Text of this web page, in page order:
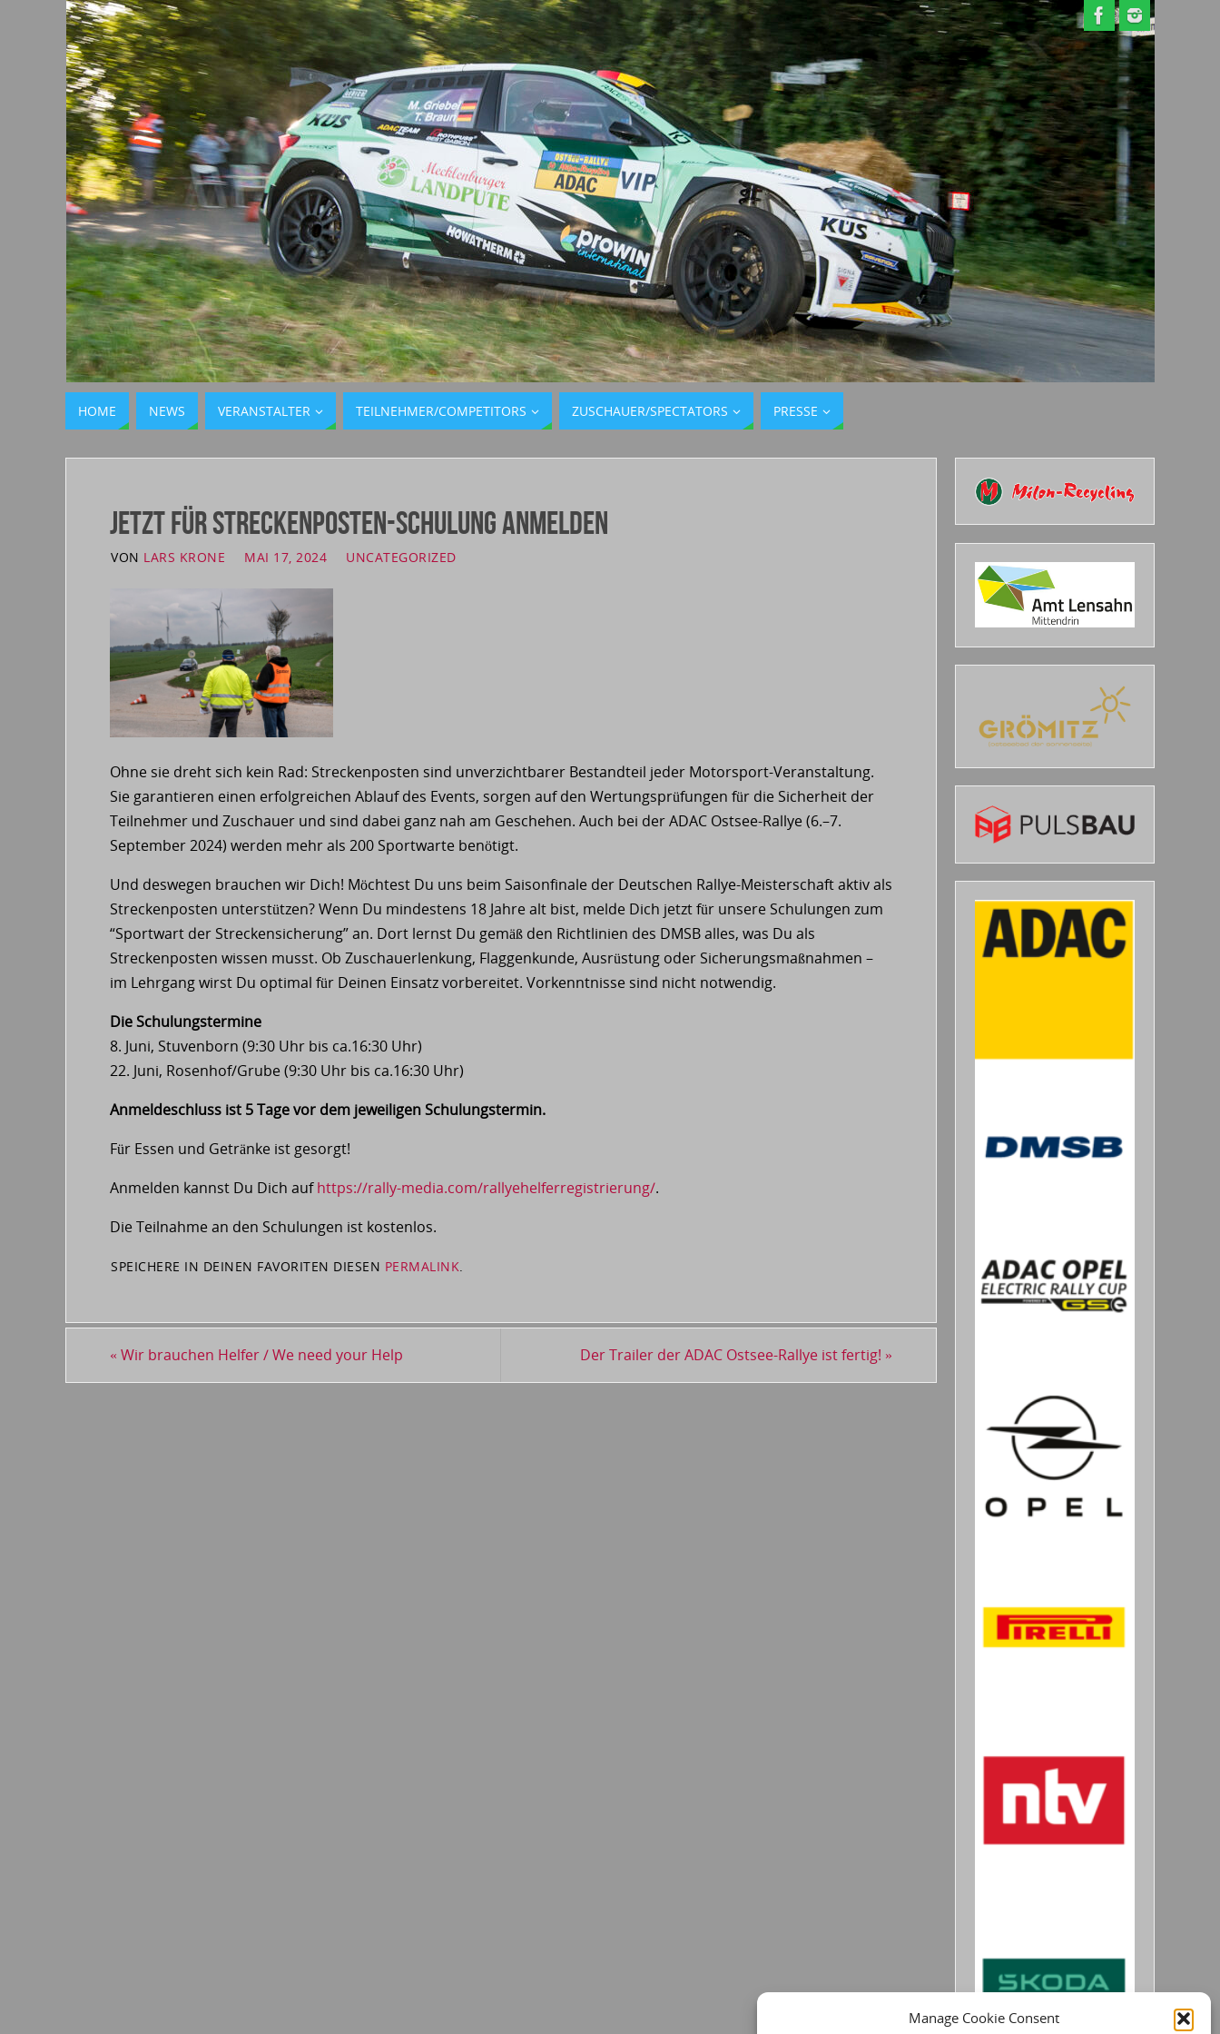
Manage Cookie Consent
HOME NEWS VERANSTALTER TEILNEHMER/COMPETITORS ZUSCHAUER/SPECTATORS PRESSE
Jetzt für Streckenposten-Schulung anmelden
VON LARS KRONE MAI 17, 2024 UNCATEGORIZED
Ohne sie dreht sich kein Rad: Streckenposten sind unverzichtbarer Bestandteil jeder Motorsport-Veranstaltung.
Sie garantieren einen erfolgreichen Ablauf des Events, sorgen auf den Wertungsprüfungen für die Sicherheit der
Teilnehmer und Zuschauer und sind dabei ganz nah am Geschehen. Auch bei der ADAC Ostsee-Rallye (6.–7.
September 2024) werden mehr als 200 Sportwarte benötigt.
Und deswegen brauchen wir Dich! Möchtest Du uns beim Saisonfinale der Deutschen Rallye-Meisterschaft aktiv als
Streckenposten unterstützen? Wenn Du mindestens 18 Jahre alt bist, melde Dich jetzt für unsere Schulungen zum
“Sportwart der Streckensicherung” an. Dort lernst Du gemäß den Richtlinien des DMSB alles, was Du als
Streckenposten wissen musst. Ob Zuschauerlenkung, Flaggenkunde, Ausrüstung oder Sicherungsmaßnahmen –
im Lehrgang wirst Du optimal für Deinen Einsatz vorbereitet. Vorkenntnisse sind nicht notwendig.
Die Schulungstermine
8. Juni, Stuvenborn (9:30 Uhr bis ca.16:30 Uhr)
22. Juni, Rosenhof/Grube (9:30 Uhr bis ca.16:30 Uhr)
Anmeldeschluss ist 5 Tage vor dem jeweiligen Schulungstermin.
Für Essen und Getränke ist gesorgt!
Anmelden kannst Du Dich aufhttps://rally-media.com/rallyehelferregistrierung/.
Die Teilnahme an den Schulungen ist kostenlos.
SPEICHERE IN DEINEN FAVORITEN DIESEN PERMALINK
« Wir brauchen Helfer / We need your Help Der Trailer der ADAC Ostsee-Rallye ist fertig! »